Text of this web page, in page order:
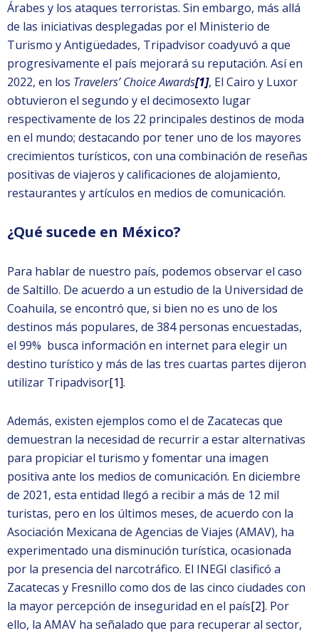
Árabes y los ataques terroristas. Sin embargo, más allá
de las iniciativas desplegadas por el Ministerio de
Turismo y Antigüedades, Tripadvisor coadyuvó a que
progresivamente el país mejorará su reputación. Así en
2022, en los Travelers’ Choice Awards[1], El Cairo y Luxor
obtuvieron el segundo y el decimosexto lugar
respectivamente de los 22 principales destinos de moda
en el mundo; destacando por tener uno de los mayores
crecimientos turísticos, con una combinación de reseñas
positivas de viajeros y calificaciones de alojamiento,
restaurantes y artículos en medios de comunicación.
¿Qué sucede en México?
Para hablar de nuestro país, podemos observar el caso
de Saltillo. De acuerdo a un estudio de la Universidad de
Coahuila, se encontró que, si bien no es uno de los
destinos más populares, de 384 personas encuestadas,
el 99% busca información en internet para elegir un
destino turístico y más de las tres cuartas partes dijeron
utilizar Tripadvisor[1].
Además, existen ejemplos como el de Zacatecas que
demuestran la necesidad de recurrir a estar alternativas
para propiciar el turismo y fomentar una imagen
positiva ante los medios de comunicación. En diciembre
de 2021, esta entidad llegó a recibir a más de 12 mil
turistas, pero en los últimos meses, de acuerdo con la
Asociación Mexicana de Agencias de Viajes (AMAV), ha
experimentado una disminución turística, ocasionada
por la presencia del narcotráfico. El INEGI clasificó a
Zacatecas y Fresnillo como dos de las cinco ciudades con
la mayor percepción de inseguridad en el país[2]. Por
ello, la AMAV ha señalado que para recuperar al sector,